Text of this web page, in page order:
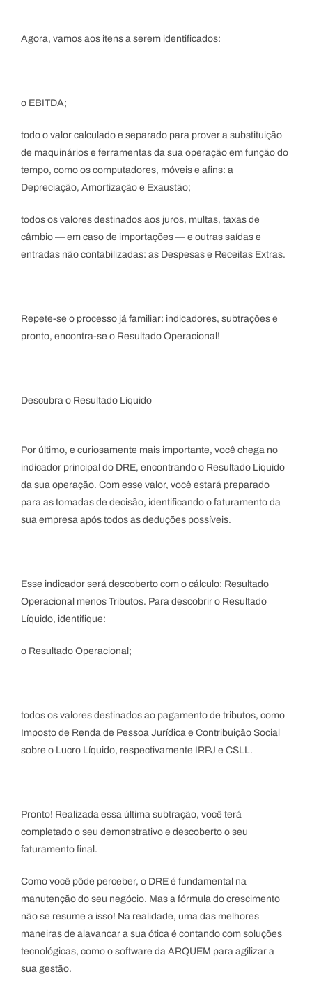
Agora, vamos aos itens a serem identificados:
o EBITDA;
todo o valor calculado e separado para prover a substituição
de maquinários e ferramentas da sua operação em função do
tempo, como os computadores, móveis e afins: a
Depreciação, Amortização e Exaustão;
todos os valores destinados aos juros, multas, taxas de
câmbio — em caso de importações — e outras saídas e
entradas não contabilizadas: as Despesas e Receitas Extras.
Repete-se o processo já familiar: indicadores, subtrações e
pronto, encontra-se o Resultado Operacional!
Descubra o Resultado Líquido
Por último, e curiosamente mais importante, você chega no
indicador principal do DRE, encontrando o Resultado Líquido
da sua operação. Com esse valor, você estará preparado
para as tomadas de decisão, identificando o faturamento da
sua empresa após todos as deduções possíveis.
Esse indicador será descoberto com o cálculo: Resultado
Operacional menos Tributos. Para descobrir o Resultado
Líquido, identifique:
o Resultado Operacional;
todos os valores destinados ao pagamento de tributos, como
Imposto de Renda de Pessoa Jurídica e Contribuição Social
sobre o Lucro Líquido, respectivamente IRPJ e CSLL.
Pronto! Realizada essa última subtração, você terá
completado o seu demonstrativo e descoberto o seu
faturamento final.
Como você pôde perceber, o DRE é fundamental na
manutenção do seu negócio. Mas a fórmula do crescimento
não se resume a isso! Na realidade, uma das melhores
maneiras de alavancar a sua ótica é contando com soluções
tecnológicas, como o software da ARQUEM para agilizar a
sua gestão.